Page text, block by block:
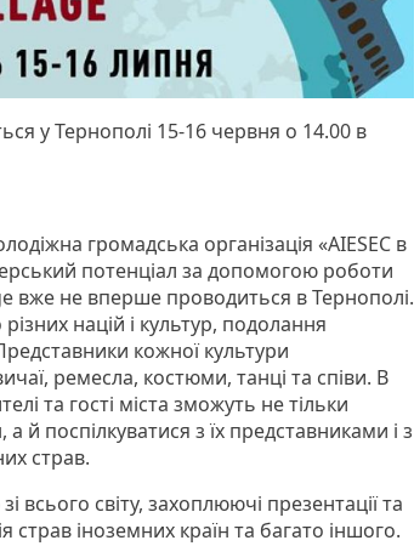
у Тернополі 15-16 червня о 14.00 в
громадська організація «AIESEC в
потенціал за допомогою роботи
вже не вперше проводиться в Тернополі.
націй і культур, подолання
кожної культури
ремесла, костюми, танці та співи. В
та гості міста зможуть не тільки
й поспілкуватися з їх представниками і з
страв.
всього світу, захоплюючі презентації та
страв іноземних країн та багато іншого.